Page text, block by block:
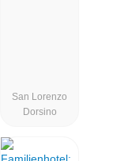
San Lorenzo
Dorsino